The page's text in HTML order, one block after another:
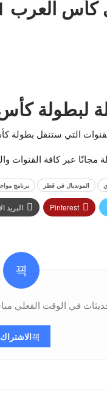
العرب 2021
كأس
التي ستنقل بطولة كأس
عبر كافة القنوات
المونديال في قطر برنامج
Pinterest البريد
في الوقت الفعلي
الاشتراك